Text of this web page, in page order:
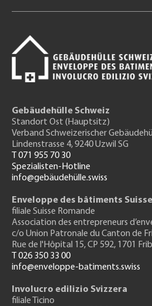
Gebäudehülle Schweiz
Standort Ost (Hauptsitz)
Verband Schweizerischer
Lindenstrasse 4, 9240 Uzwil SG
T 071 955 70 30
Spezialisten-Hotline
info@gebäudehülle.swiss
Enveloppe des bâtiments Suisse
filiale Suisse Romande
Association des entrepreneurs
c/o Union Patronale du Canton de
Rue de l'Hôpital 15, CP 592, 1701
T 026 350 33 00
info@enveloppe-batiments.swiss
Involucro edilizio Svizzera
filiale Ticino